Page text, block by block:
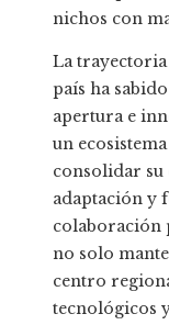
nichos con
La
país ha
apertura e
un
consolidar su
adaptación y
colaboración
no solo
centro
tecnológicos